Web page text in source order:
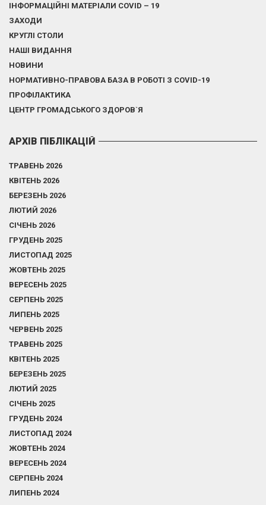
ІНФОРМАЦІЙНІ МАТЕРІАЛИ COVID – 19
ЗАХОДИ
КРУГЛІ СТОЛИ
НАШІ ВИДАННЯ
НОВИНИ
НОРМАТИВНО-ПРАВОВА БАЗА В РОБОТІ З COVID-19
ПРОФІЛАКТИКА
ЦЕНТР ГРОМАДСЬКОГО ЗДОРОВ`Я
АРХІВ ПІБЛІКАЦІЙ
ТРАВЕНЬ 2026
КВІТЕНЬ 2026
БЕРЕЗЕНЬ 2026
ЛЮТИЙ 2026
СІЧЕНЬ 2026
ГРУДЕНЬ 2025
ЛИСТОПАД 2025
ЖОВТЕНЬ 2025
ВЕРЕСЕНЬ 2025
СЕРПЕНЬ 2025
ЛИПЕНЬ 2025
ЧЕРВЕНЬ 2025
ТРАВЕНЬ 2025
КВІТЕНЬ 2025
БЕРЕЗЕНЬ 2025
ЛЮТИЙ 2025
СІЧЕНЬ 2025
ГРУДЕНЬ 2024
ЛИСТОПАД 2024
ЖОВТЕНЬ 2024
ВЕРЕСЕНЬ 2024
СЕРПЕНЬ 2024
ЛИПЕНЬ 2024